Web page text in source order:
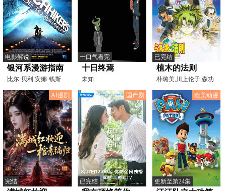
电影解说
银河系漫游指南
[电影解说]
比尔·贝利,安娜·钱斯
勒,沃维克·戴维斯,
一口气看完
十日终焉
未知
已完结
植木的法则
朴璐美,川上伦子,森功
至,保志总一朗,斋贺光
AI漫剧
完结
国产剧
已完结
欧美动漫
更新至第24集